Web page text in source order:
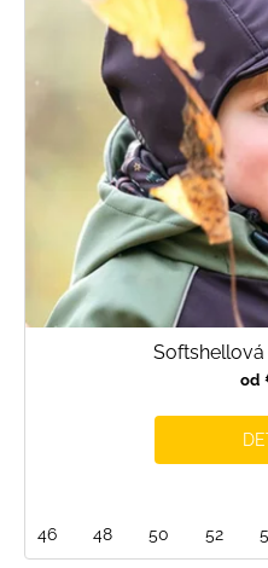
od
46 48 50 52